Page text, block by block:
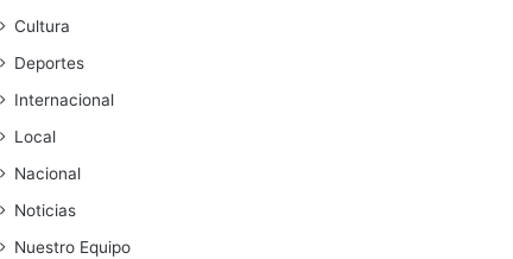
Cultura
Deportes
Internacional
Local
Nacional
Noticias
Nuestro Equipo